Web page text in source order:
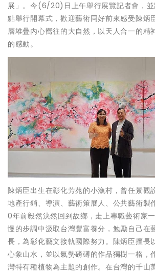
展」。今(6/20)日上午舉行展覽記者會，
點舉行開幕式，歡迎藝術同好前來感受陳炳
層堆疊內心嚮往的大自然，以天人合一的精
的感動。
陳炳臣出生在彰化芳苑的小漁村，曾任景觀
地產行銷、導演、藝術策展人、公共藝術製
0年前毅然決然回到故鄉，走上專職藝術家
慢的步調中汲取台灣豐富養分，勉勵自己在
長，為彰化藝文接軌國際努力。陳炳臣擅長
心象山水，並以氣勢磅礡的作品獨樹一格，
灣特有種植物為主題的創作。在台灣的千山